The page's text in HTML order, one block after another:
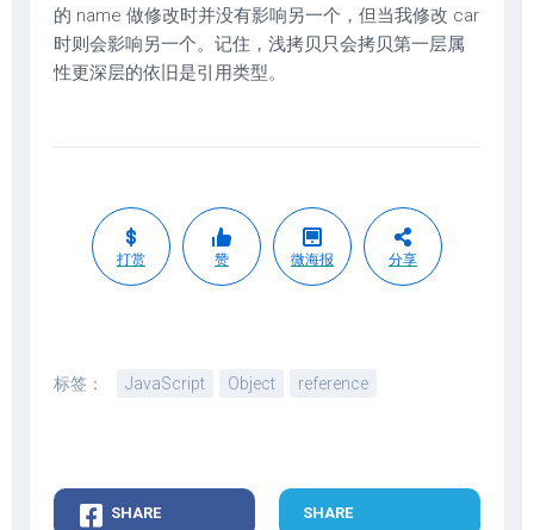
的 name 做修改时并没有影响另一个，但当我修改 car
时则会影响另一个。记住，浅拷贝只会拷贝第一层属
性更深层的依旧是引用类型。
打赏 赞 微海报 分享
标签： JavaScript Object reference
SHARE SHARE